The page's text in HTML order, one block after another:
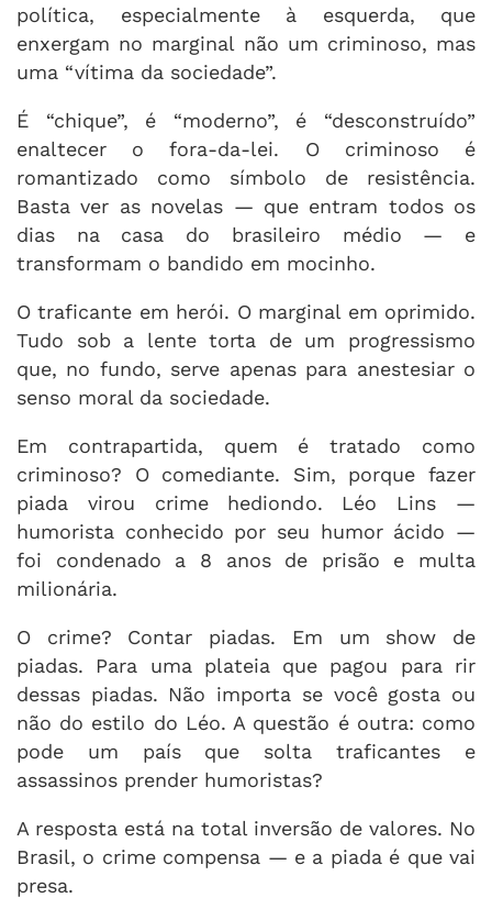
política, especialmente à esquerda, que
enxergam no marginal não um criminoso, mas
uma “vítima da sociedade”.
É “chique”, é “moderno”, é “desconstruído”
enaltecer o fora-da-lei. O criminoso é
romantizado como símbolo de resistência.
Basta ver as novelas — que entram todos os
dias na casa do brasileiro médio — e
transformam o bandido em mocinho.
O traficante em herói. O marginal em oprimido.
Tudo sob a lente torta de um progressismo
que, no fundo, serve apenas para anestesiar o
senso moral da sociedade.
Em contrapartida, quem é tratado como
criminoso? O comediante. Sim, porque fazer
piada virou crime hediondo. Léo Lins —
humorista conhecido por seu humor ácido —
foi condenado a 8 anos de prisão e multa
milionária.
O crime? Contar piadas. Em um show de
piadas. Para uma plateia que pagou para rir
dessas piadas. Não importa se você gosta ou
não do estilo do Léo. A questão é outra: como
pode um país que solta traficantes e
assassinos prender humoristas?
A resposta está na total inversão de valores. No
Brasil, o crime compensa — e a piada é que vai
presa.